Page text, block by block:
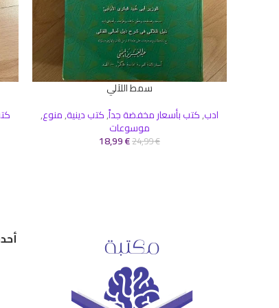
سمط اللآلي
ادب,كتب بأسعار مخفضة جداً,كتب دينية,منوع,
موسوعات
24,99€
18,99€